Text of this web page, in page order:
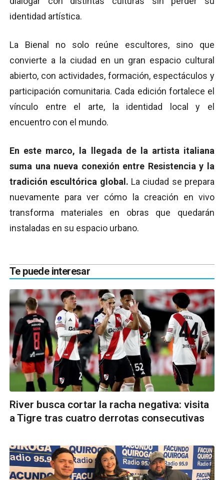
identidad artística.
La Bienal no solo reúne escultores, sino que
convierte a la ciudad en un gran espacio cultural
abierto, con actividades, formación, espectáculos y
participación comunitaria. Cada edición fortalece el
vínculo entre el arte, la identidad local y el
encuentro con el mundo.
En este marco, la llegada de la artista italiana
suma una nueva conexión entre Resistencia y la
tradición escultórica global. La ciudad se prepara
nuevamente para ver cómo la creación en vivo
transforma materiales en obras que quedarán
instaladas en su espacio urbano.
Te puede interesar
River busca cortar la racha negativa: visita
a Tigre tras cuatro derrotas consecutivas